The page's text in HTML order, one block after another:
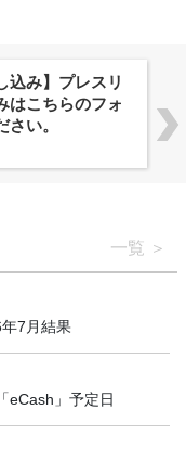
ア最大級のグロ
ァレンス
ラボレーショ
一覧
7月結果
eCash」予定日